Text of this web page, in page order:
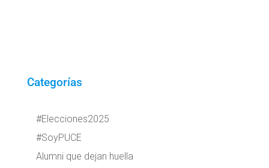
Categorías
#Elecciones2025
#SoyPUCE
Alumni que dejan huella